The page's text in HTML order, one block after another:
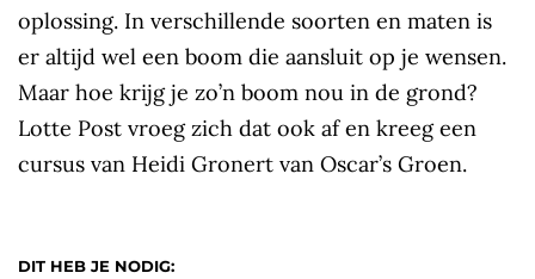
oplossing. In verschillende soorten en maten is
er altijd wel een boom die aansluit op je wensen.
Maar hoe krijg je zo’n boom nou in de grond?
Lotte Post vroeg zich dat ook af en kreeg een
cursus van Heidi Gronert van Oscar’s Groen.
DIT HEB JE NODIG: